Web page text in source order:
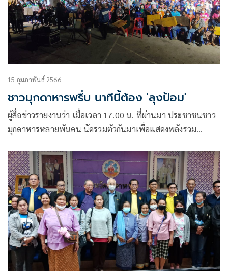
15 กุมภาพันธ์ 2566
ชาวมุกดาหารพรึ่บ นาทีนี้ต้อง 'ลุงป้อม'
ผู้สื่อข่าวรายงานว่า เมื่อเวลา 17.00 น. ที่ผ่านมา ประชาชนชาว
มุกดาหารหลายพันคน นัดรวมตัวกันมาเพื่อแสดงพลังรวม